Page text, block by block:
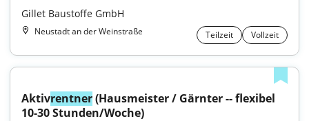
Gillet Baustoffe GmbH
Neustadt an der Weinstraße Teilzeit Vollzeit
Aktivrentner (Hausmeister / Gärnter -- flexibel
10-30 Stunden/Woche)